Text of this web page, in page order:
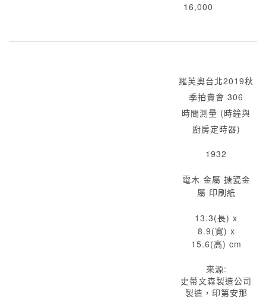
16,000
羅芙奧台北2019秋
季拍賣會 306
時間測量 (時鐘與
廚房定時器)
1932
電木 金屬 搪瓷金
屬 印刷紙
13.3(長) x
8.9(寬) x
15.6(高) cm
來源:
史蒂文森製造公司
製造，印第安那